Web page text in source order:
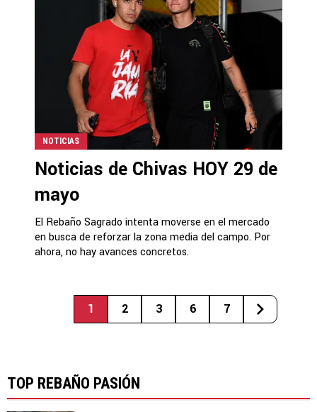
NOTICIAS
Noticias de Chivas HOY 29 de
mayo
El Rebaño Sagrado intenta moverse en el mercado
en busca de reforzar la zona media del campo. Por
ahora, no hay avances concretos.
1 2 3 6 7
TOP REBAÑO PASIÓN